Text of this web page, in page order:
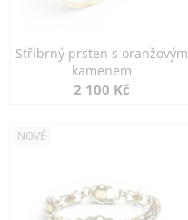
Stříbrný prsten s oranžovým
kamenem
2 100 Kč
NOVÉ